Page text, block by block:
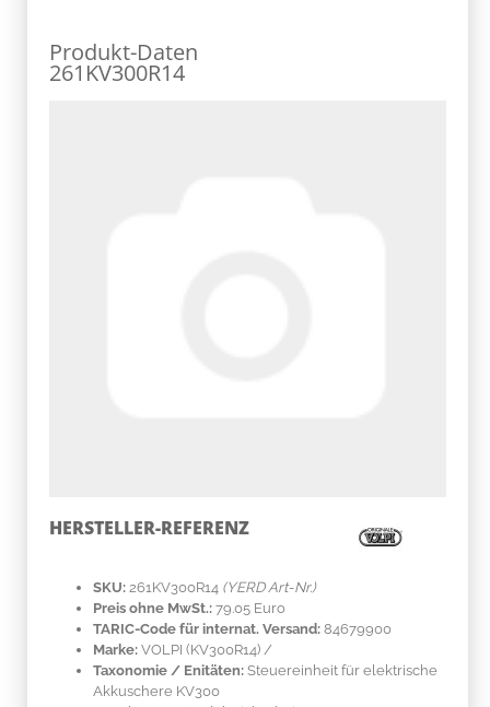
Produkt-Daten
261KV300R14
HERSTELLER-REFERENZ
SKU: 261KV300R14 (YERD Art-Nr.)
Preis ohne MwSt.: 79.05 Euro
TARIC-Code für internat. Versand: 84679900
Marke: VOLPI (KV300R14) /
Taxonomie / Enitäten: Steuereinheit für elektrische
Akkuschere KV300